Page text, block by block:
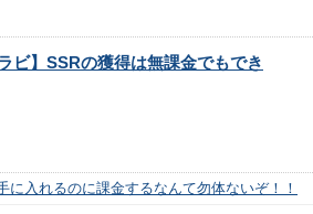
ラビ】SSRの獲得は無課金でもでき
に入れるのに課金するなんて勿体ないぞ！！